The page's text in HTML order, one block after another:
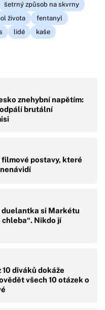
šetrný způsob na skvrny
života
fentanyl
lidé kaše
znehybní napětím:
brutální
postavy, které
duelantka si Markétu
chleba“. Nikdo jí
10 diváků dokáže
všech 10 otázek o